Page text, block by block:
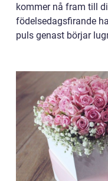
kommer nå fram till
födelsedagsfirande
puls genast börjar